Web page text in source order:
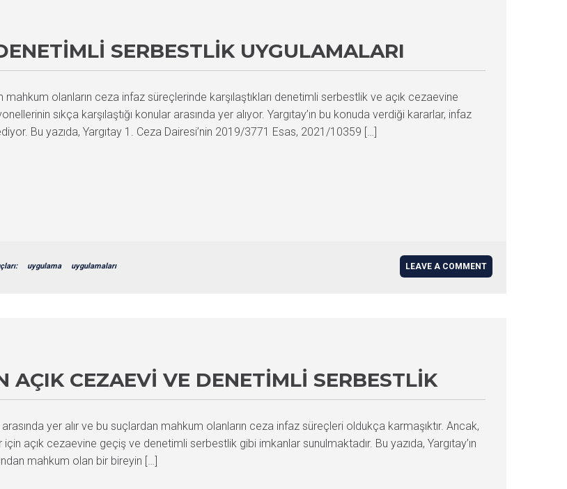
SERBESTLIK UYGULAMALARI
olanların ceza infaz süreçlerinde karşılaştıkları denetimli serbestlik ve açık cezaevine
sıkça karşılaştığı konular arasında yer alıyor. Yargıtay’ın bu konuda verdiği kararlar, infaz
Bu yazıda, Yargıtay 1. Ceza Dairesi’nin 2019/3771 Esas, 2021/10359 […]
uygulama uygulamaları LEAVE A COMMENT
AÇIK CEZAEVI VE DENETIMLI SERBESTLIK
yer alır ve bu suçlardan mahkum olanların ceza infaz süreçleri oldukça karmaşıktır. Ancak,
açık cezaevine geçiş ve denetimli serbestlik gibi imkanlar sunulmaktadır. Bu yazıda, Yargıtay’ın
mahkum olan bir bireyin […]